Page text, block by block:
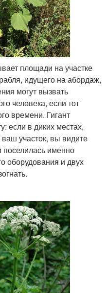
площади на участке
идущего на абордаж,
могут вызвать
человека, если тот
времени. Гигант
если в диких местах,
участок, вы видите
поселилась именно
оборудования и двух